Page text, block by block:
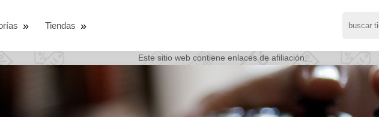
Tiendas
Este sitio web contiene enlaces de afiliación.